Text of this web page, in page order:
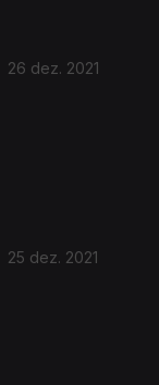
26 dez. 2021
25 dez. 2021